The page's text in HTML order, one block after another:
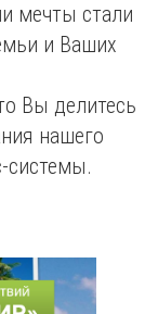
мечты стали
и Ваших
Вы делитесь
нашего
системы.